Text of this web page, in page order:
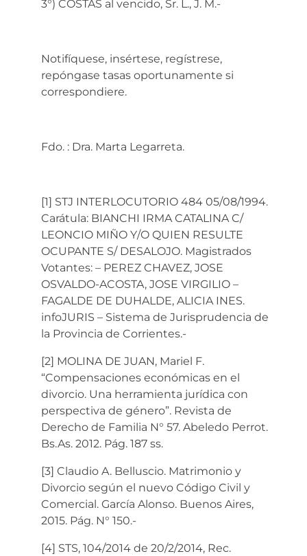
3°) COSTAS al vencido, Sr. L., J. M.-
Notifíquese, insértese, regístrese,
repóngase tasas oportunamente si
correspondiere.
Fdo. : Dra. Marta Legarreta.
[1] STJ INTERLOCUTORIO 484 05/08/1994.
Carátula: BIANCHI IRMA CATALINA C/
LEONCIO MIÑO Y/O QUIEN RESULTE
OCUPANTE S/ DESALOJO. Magistrados
Votantes: – PEREZ CHAVEZ, JOSE
OSVALDO-ACOSTA, JOSE VIRGILIO –
FAGALDE DE DUHALDE, ALICIA INES.
infoJURIS – Sistema de Jurisprudencia de
la Provincia de Corrientes.-
[2] MOLINA DE JUAN, Mariel F.
“Compensaciones económicas en el
divorcio. Una herramienta jurídica con
perspectiva de género”. Revista de
Derecho de Familia N° 57. Abeledo Perrot.
Bs.As. 2012. Pág. 187 ss.
[3] Claudio A. Belluscio. Matrimonio y
Divorcio según el nuevo Código Civil y
Comercial. García Alonso. Buenos Aires,
2015. Pág. N° 150.-
[4] STS, 104/2014 de 20/2/2014, Rec.